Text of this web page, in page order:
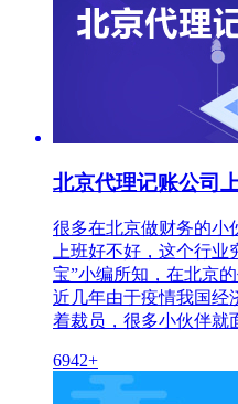
北京代理记账公司
很多在北京做财务的小
上班好不好，这个行
宝”小编所知，在北京
近几年由于疫情我国经
着裁员，很多小伙伴就
6942+